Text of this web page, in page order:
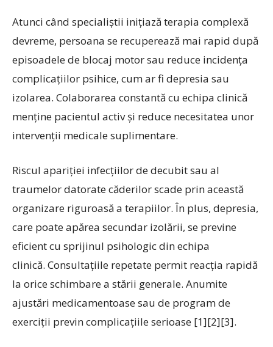
Atunci când specialiștii inițiază terapia complexă
devreme, persoana se recuperează mai rapid după
episoadele de blocaj motor sau reduce incidența
complicațiilor psihice, cum ar fi depresia sau
izolarea. Colaborarea constantă cu echipa clinică
menține pacientul activ și reduce necesitatea unor
intervenții medicale suplimentare.
Riscul apariției infecțiilor de decubit sau al
traumelor datorate căderilor scade prin această
organizare riguroasă a terapiilor. În plus, depresia,
care poate apărea secundar izolării, se previne
eficient cu sprijinul psihologic din echipa
clinică. Consultațiile repetate permit reacția rapidă
la orice schimbare a stării generale. Anumite
ajustări medicamentoase sau de program de
exerciții previn complicațiile serioase [1][2][3].